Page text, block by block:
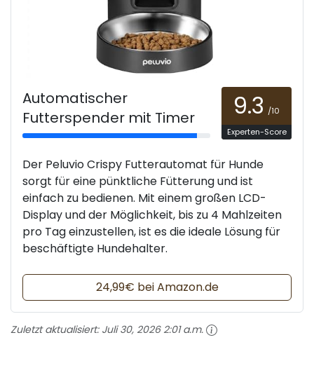
Automatischer
Futterspender mit Timer
9.3 /10
Experten-Score
Der Peluvio Crispy Futterautomat für Hunde
sorgt für eine pünktliche Fütterung und ist
einfach zu bedienen. Mit einem großen LCD-
Display und der Möglichkeit, bis zu 4 Mahlzeiten
pro Tag einzustellen, ist es die ideale Lösung für
beschäftigte Hundehalter.
24,99€ bei Amazon.de
Zuletzt aktualisiert: Juli 30, 2026 2:01 a.m.